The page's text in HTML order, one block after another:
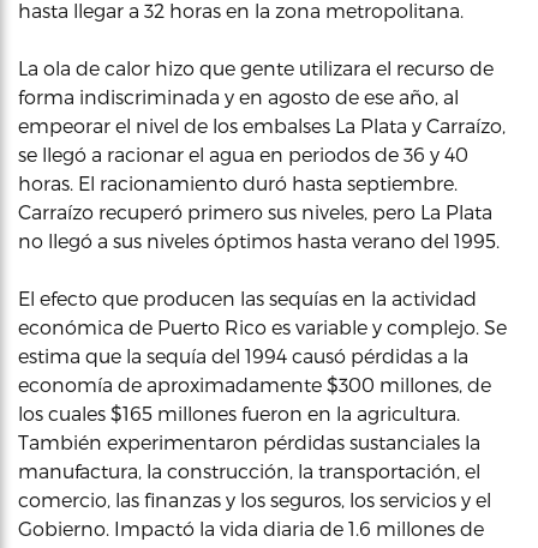
hasta llegar a 32 horas en la zona metropolitana.
La ola de calor hizo que gente utilizara el recurso de
forma indiscriminada y en agosto de ese año, al
empeorar el nivel de los embalses La Plata y Carraízo,
se llegó a racionar el agua en periodos de 36 y 40
horas. El racionamiento duró hasta septiembre.
Carraízo recuperó primero sus niveles, pero La Plata
no llegó a sus niveles óptimos hasta verano del 1995.
El efecto que producen las sequías en la actividad
económica de Puerto Rico es variable y complejo. Se
estima que la sequía del 1994 causó pérdidas a la
economía de aproximadamente $300 millones, de
los cuales $165 millones fueron en la agricultura.
También experimentaron pérdidas sustanciales la
manufactura, la construcción, la transportación, el
comercio, las finanzas y los seguros, los servicios y el
Gobierno. Impactó la vida diaria de 1.6 millones de